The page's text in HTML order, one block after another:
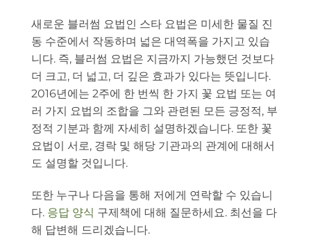
새로운 블러썸 요법인 스타 요법은 미세한 물질 진
동 수준에서 작동하며 넓은 대역폭을 가지고 있습
니다. 즉, 블러썸 요법은 지금까지 가능했던 것보다
더 크고, 더 넓고, 더 깊은 효과가 있다는 뜻입니다.
2016년에는 2주에 한 번씩 한 가지 꽃 요법 또는 여
러 가지 요법의 조합을 그와 관련된 모든 긍정적, 부
정적 기분과 함께 자세히 설명하겠습니다. 또한 꽃
요법이 서로, 경락 및 해당 기관과의 관계에 대해서
도 설명할 것입니다.
또한 누구나 다음을 통해 저에게 연락할 수 있습니
다. 응답 양식 구제책에 대해 질문하세요. 최선을 다
해 답변해 드리겠습니다.